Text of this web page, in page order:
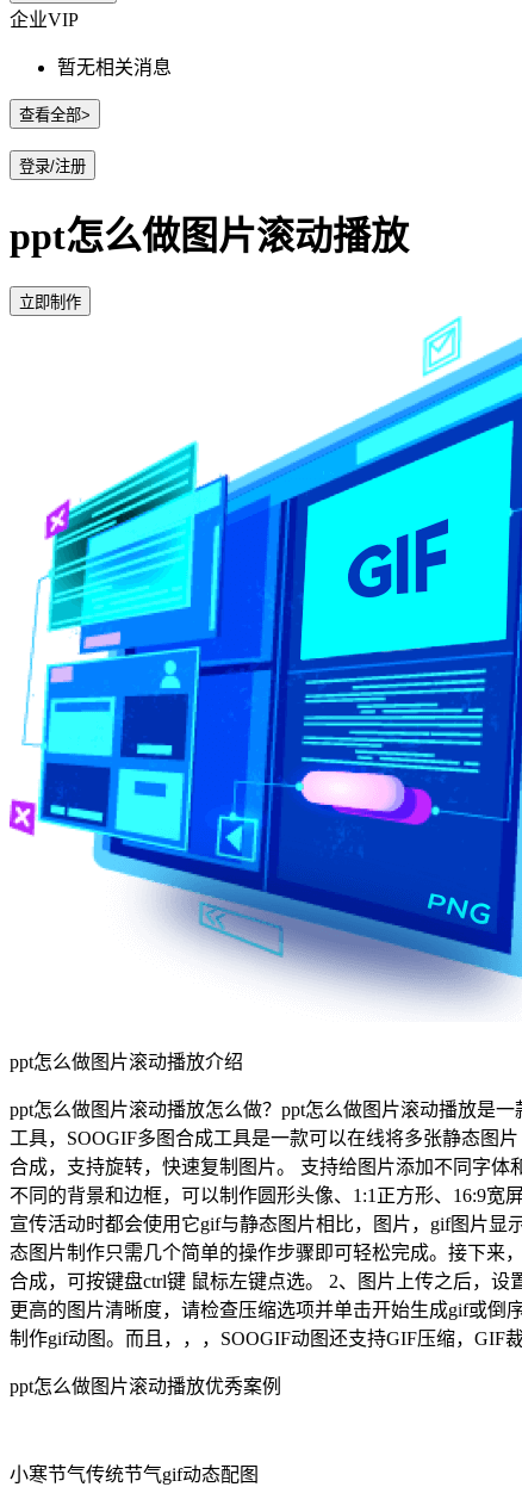
企业VIP
暂无相关消息
查看全部>
登录/注册
ppt怎么做图片滚动播放
立即制作
ppt怎么做图片滚动播放介绍
ppt怎么做图片滚动播放怎么做？ppt怎么做图片滚动播放是
工具，SOOGIF多图合成工具是一款可以在线将多张静态图
合成，支持旋转，快速复制图片。 支持给图片添加不同字
不同的背景和边框，可以制作圆形头像、1:1正方形、16:9
宣传活动时都会使用它gif与静态图片相比，图片，gif图片显
态图片制作只需几个简单的操作步骤即可轻松完成。接下来
合成，可按键盘ctrl键 鼠标左键点选。 2、图片上传之后，
更高的图片清晰度，请检查压缩选项并单击开始生成gif或倒
制作gif动图。而且，，，SOOGIF动图还支持GIF压缩，GIF
ppt怎么做图片滚动播放优秀案例
小寒节气传统节气gif动态配图